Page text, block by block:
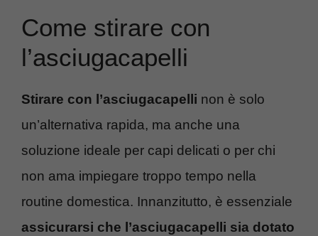
Come stirare con
l’asciugacapelli
Stirare con l’asciugacapelli non è solo
un’alternativa rapida, ma anche una
soluzione ideale per capi delicati o per chi
non ama impiegare troppo tempo nella
routine domestica. Innanzitutto, è essenziale
assicurarsi che l’asciugacapelli sia dotato